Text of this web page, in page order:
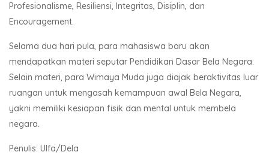
Profesionalisme, Resiliensi, Integritas, Disiplin, dan
Encouragement.
Selama dua hari pula, para mahasiswa baru akan
mendapatkan materi seputar Pendidikan Dasar Bela Negara.
Selain materi, para Wimaya Muda juga diajak beraktivitas luar
ruangan untuk mengasah kemampuan awal Bela Negara,
yakni memiliki kesiapan fisik dan mental untuk membela
negara.
Penulis: Ulfa/Dela